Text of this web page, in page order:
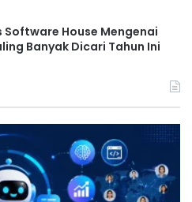
House Mengenai
Banyak Dicari Tahun Ini